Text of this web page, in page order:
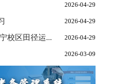
2026-04-29
2026-04-29
校区田径运... 2026-04-29
2026-03-09